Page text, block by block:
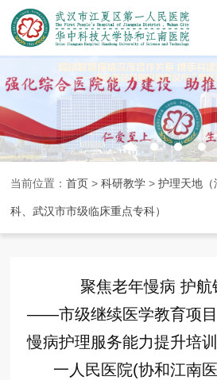
当前位置：首页 >科研教学 >护理天地
科、武汉市市级临床重点专科）
聚焦老年慢病 护航
——市级继续医学教育项
慢病护理服务能力提升培
一人民医院(协和江南